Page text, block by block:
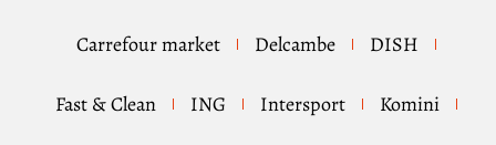
Carrefour market Delcambe DISH
Fast & Clean ING Intersport Komini